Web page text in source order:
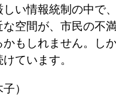
い情報統制の中で
空間が、市民の不
もしれません。し
ています。
）